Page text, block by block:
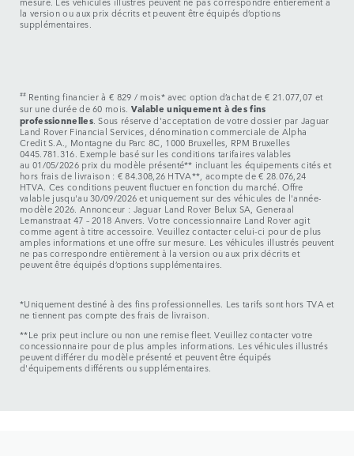
la version ou aux prix décrits et peuvent être équipés d’options
supplémentaires.
## Renting financier à € 829 / mois* avec option d’achat de € 21.077,07 et
sur une durée de 60 mois. Valable uniquement à des fins
professionnelles. Sous réserve d'acceptation de votre dossier par Jaguar
Land Rover Financial Services, dénomination commerciale de Alpha
Credit S.A., Montagne du Parc 8C, 1000 Bruxelles, RPM Bruxelles
0445.781.316. Exemple basé sur les conditions tarifaires valables
au 01/05/2026 prix du modèle présenté** incluant les équipements cités et
hors frais de livraison : € 84.308,26 HTVA**, acompte de € 28.076,24
HTVA. Ces conditions peuvent fluctuer en fonction du marché. Offre
valable jusqu'au 30/09/2026 et uniquement sur des véhicules de l'année-
modèle 2026. Annonceur : Jaguar Land Rover Belux SA, Generaal
Lemanstraat 47 – 2018 Anvers. Votre concessionnaire Land Rover agit
comme agent à titre accessoire. Veuillez contacter celui-ci pour de plus
amples informations et une offre sur mesure. Les véhicules illustrés peuvent
ne pas correspondre entièrement à la version ou aux prix décrits et
peuvent être équipés d’options supplémentaires.
*Uniquement destiné à des fins professionnelles. Les tarifs sont hors TVA et
ne tiennent pas compte des frais de livraison.
**Le prix peut inclure ou non une remise fleet. Veuillez contacter votre
concessionnaire pour de plus amples informations. Les véhicules illustrés
peuvent différer du modèle présenté et peuvent être équipés
d'équipements différents ou supplémentaires.